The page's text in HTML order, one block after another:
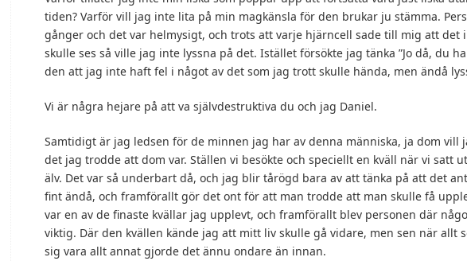
tiden? Varför vill jag inte lita på min magkänsla för den brukar ju stämma.
gånger och det var helmysigt, och trots att varje hjärncell sade till mig att det
skulle ses så ville jag inte lyssna på det. Istället försökte jag tänka ”Jo då, du
den att jag inte haft fel i något av det som jag trott skulle hända, men ändå
Vi är några hejare på att va självdestruktiva du och jag Daniel.
Samtidigt är jag ledsen för de minnen jag har av denna människa, ja dom vill
det jag trodde att dom var. Ställen vi besökte och speciellt en kväll när vi satt
älv. Det var så underbart då, och jag blir tårögd bara av att tänka på att det
fint ändå, och framförallt gör det ont för att man trodde att man skulle få
var en av de finaste kvällar jag upplevt, och framförallt blev personen där
viktig. Där den kvällen kände jag att mitt liv skulle gå vidare, men sen när allt
sig vara allt annat gjorde det ännu ondare än innan.